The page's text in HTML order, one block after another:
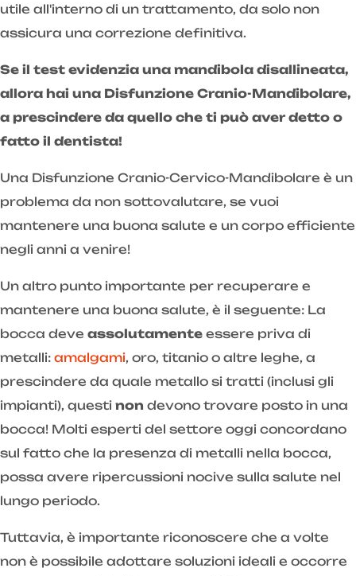
utile all'interno di un trattamento, da solo non
assicura una correzione definitiva.
Se il test evidenzia una mandibola disallineata,
allora hai una Disfunzione Cranio-Mandibolare,
a prescindere da quello che ti può aver detto o
fatto il dentista!
Una Disfunzione Cranio-Cervico-Mandibolare è un
problema da non sottovalutare, se vuoi
mantenere una buona salute e un corpo efficiente
negli anni a venire!
Un altro punto importante per recuperare e
mantenere una buona salute, è il seguente: La
bocca deve assolutamente essere priva di
metalli: amalgami, oro, titanio o altre leghe, a
prescindere da quale metallo si tratti (inclusi gli
impianti), questi non devono trovare posto in una
bocca! Molti esperti del settore oggi concordano
sul fatto che la presenza di metalli nella bocca,
possa avere ripercussioni nocive sulla salute nel
lungo periodo.
Tuttavia, è importante riconoscere che a volte
non è possibile adottare soluzioni ideali e occorre